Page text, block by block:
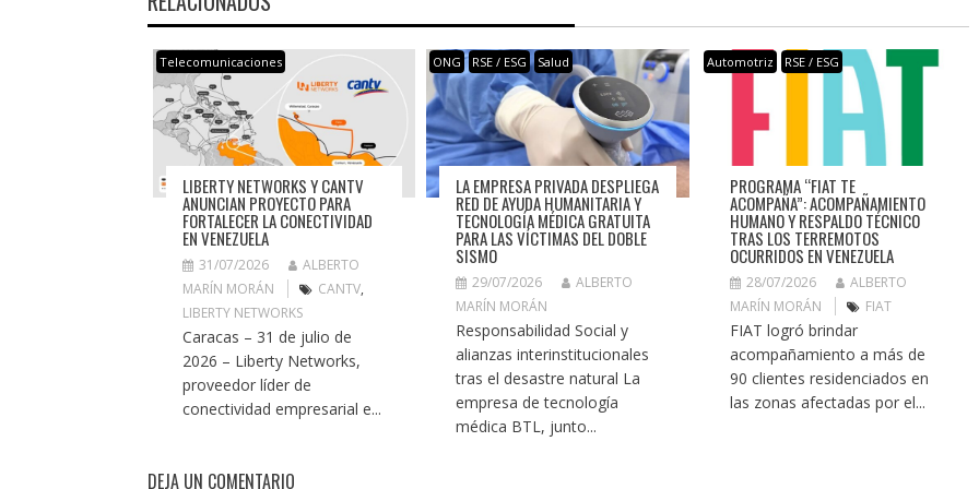
Telecomunicaciones
LIBERTY NETWORKS Y CANTV
ANUNCIAN PROYECTO PARA
FORTALECER LA CONECTIVIDAD
EN VENEZUELA
31/07/2026
ALBERTO
MARÍN MORÁN
CANTV,
LIBERTY NETWORKS
Caracas – 31 de julio de
2026 – Liberty Networks,
proveedor líder de
conectividad empresarial e...
ONG RSE / ESG Salud
LA EMPRESA PRIVADA DESPLIEGA
RED DE AYUDA HUMANITARIA Y
TECNOLOGÍA MÉDICA GRATUITA
PARA LAS VÍCTIMAS DEL DOBLE
SISMO
29/07/2026
ALBERTO
MARÍN MORÁN
Responsabilidad Social y
alianzas interinstitucionales
tras el desastre natural La
empresa de tecnología
médica BTL, junto...
Automotriz RSE / ESG
PROGRAMA “FIAT TE
ACOMPAÑA”: ACOMPAÑAMIENTO
HUMANO Y RESPALDO TÉCNICO
TRAS LOS TERREMOTOS
OCURRIDOS EN VENEZUELA
28/07/2026
ALBERTO
MARÍN MORÁN
FIAT
FIAT logró brindar
acompañamiento a más de
90 clientes residenciados en
las zonas afectadas por el...
DEJA UN COMENTARIO